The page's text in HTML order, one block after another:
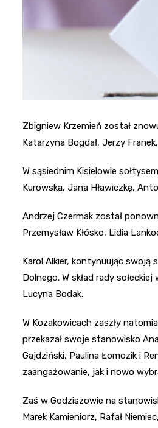
Zbigniew Krzemień został
Katarzyna Bogdał, Jerzy
W sąsiednim Kisielowie
Kurowską, Jana Hławiczkę,
Andrzej Czermak został
Przemysław Kłósko, Lidia
Karol Alkier, kontynuując swoją
Dolnego. W skład rady
Lucyna Bodak.
W Kozakowicach zaszły
przekazał swoje stanowisko
Gajdziński, Paulina Łomozik i
zaangażowanie, jak i nowo
Zaś w Godziszowie na
Marek Kamieniorz, Rafał